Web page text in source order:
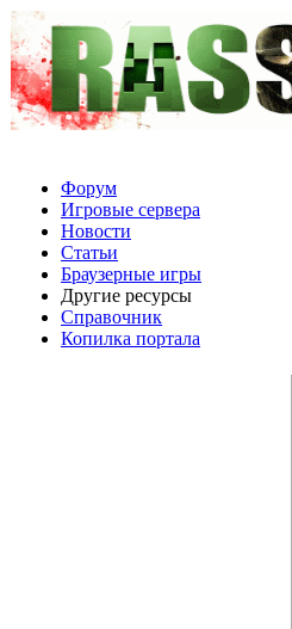
Форум
Игровые сервера
Новости
Статьи
Браузерные игры
Другие ресурсы
Справочник
Копилка портала